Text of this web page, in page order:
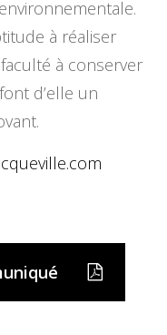
à réaliser
à conserver
d’elle un